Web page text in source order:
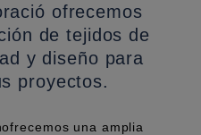
ofrecemos
de tejidos de
y diseño para
proyectos.
una amplia